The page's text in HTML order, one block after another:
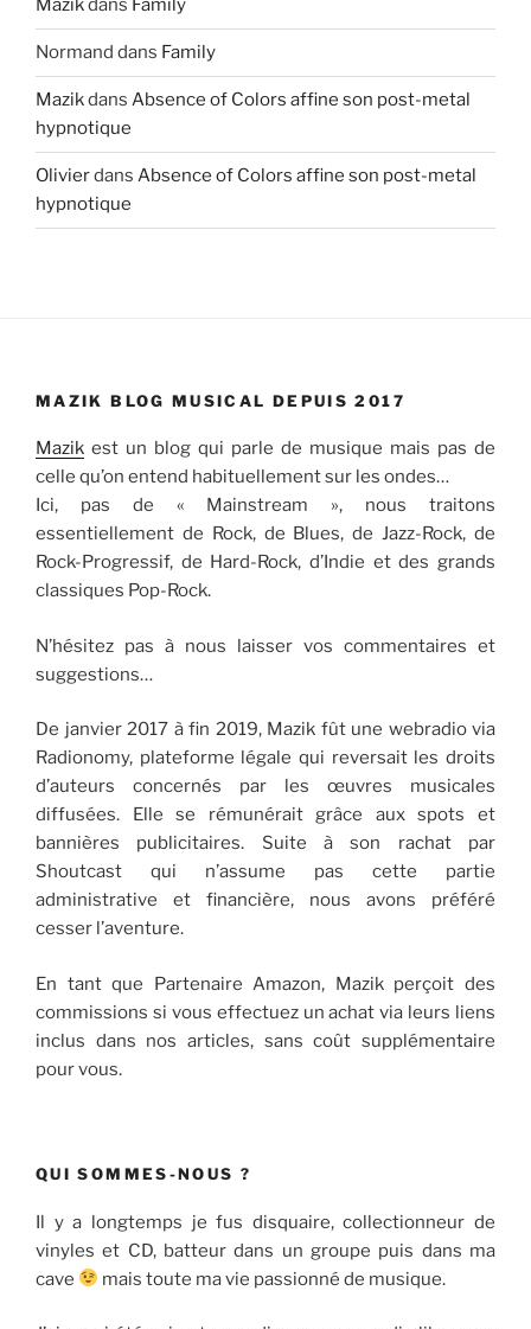
Mazikdans Family
Normand dans Family
Mazikdans Absence of Colors affine son post-metal
hypnotique
Olivierdans Absence of Colors affine son post-metal
hypnotique
MAZIK BLOG MUSICAL DEPUIS 2017
Mazik est un blog qui parle de musique mais pas de
celle qu’on entend habituellement sur les ondes…
Ici, pas de « Mainstream », nous traitons
essentiellement de Rock, de Blues, de Jazz-Rock, de
Rock-Progressif, de Hard-Rock, d’Indie et des grands
classiques Pop-Rock.
N’hésitez pas à nous laisser vos commentaires et
suggestions…
De janvier 2017 à fin 2019, Mazik fût une webradio via
Radionomy, plateforme légale qui reversait les droits
d’auteurs concernés par les œuvres musicales
diffusées. Elle se rémunérait grâce aux spots et
bannières publicitaires. Suite à son rachat par
Shoutcast qui n’assume pas cette partie
administrative et financière, nous avons préféré
cesser l’aventure.
En tant que Partenaire Amazon, Mazik perçoit des
commissions si vous effectuez un achat via leurs liens
inclus dans nos articles, sans coût supplémentaire
pour vous.
QUI SOMMES-NOUS ?
Il y a longtemps je fus disquaire, collectionneur de
vinyles et CD, batteur dans un groupe puis dans ma
cave
mais toute ma vie passionné de musique.